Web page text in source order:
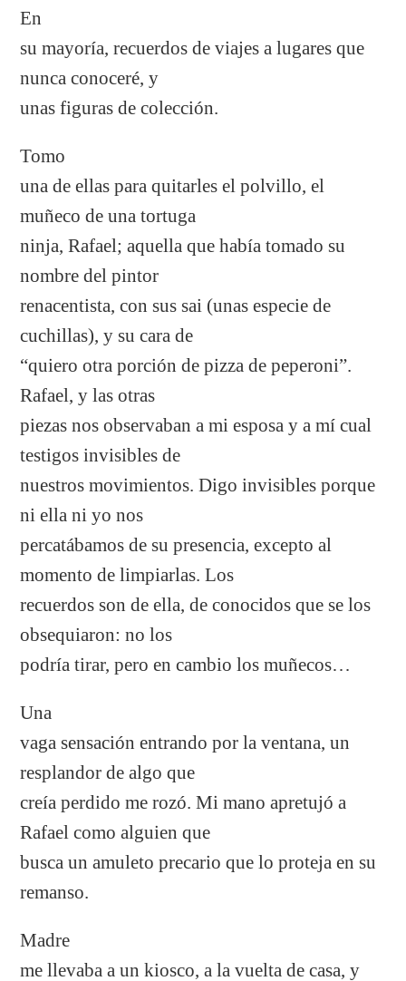
En
su mayoría, recuerdos de viajes a lugares que
nunca conoceré, y
unas figuras de colección.
Tomo
una de ellas para quitarles el polvillo, el
muñeco de una tortuga
ninja, Rafael; aquella que había tomado su
nombre del pintor
renacentista, con sus sai (unas especie de
cuchillas), y su cara de
“quiero otra porción de pizza de peperoni”.
Rafael, y las otras
piezas nos observaban a mi esposa y a mí cual
testigos invisibles de
nuestros movimientos. Digo invisibles porque
ni ella ni yo nos
percatábamos de su presencia, excepto al
momento de limpiarlas. Los
recuerdos son de ella, de conocidos que se los
obsequiaron: no los
podría tirar, pero en cambio los muñecos…
Una
vaga sensación entrando por la ventana, un
resplandor de algo que
creía perdido me rozó. Mi mano apretujó a
Rafael como alguien que
busca un amuleto precario que lo proteja en su
remanso.
Madre
me llevaba a un kiosco, a la vuelta de casa, y